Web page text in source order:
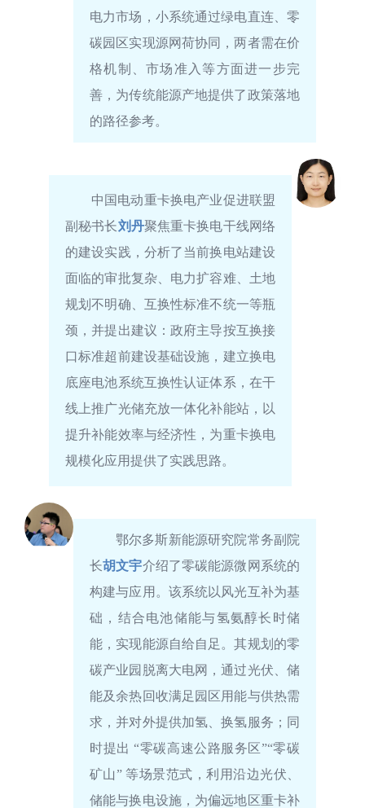
电力市场，小系统通过绿电直连、零
碳园区实现源网荷协同，两者需在价
格机制、市场准入等方面进一步完
善，为传统能源产地提供了政策落地
的路径参考。
中国电动重卡换电产业促进联盟
副秘书长刘丹聚焦重卡换电干线网络
的建设实践，分析了当前换电站建设
面临的审批复杂、电力扩容难、土地
规划不明确、互换性标准不统一等瓶
颈，并提出建议：政府主导按互换接
口标准超前建设基础设施，建立换电
底座电池系统互换性认证体系，在干
线上推广光储充放一体化补能站，以
提升补能效率与经济性，为重卡换电
规模化应用提供了实践思路。
鄂尔多斯新能源研究院常务副院
长胡文宇介绍了零碳能源微网系统的
构建与应用。该系统以风光互补为基
础，结合电池储能与氢氨醇长时储
能，实现能源自给自足。其规划的零
碳产业园脱离大电网，通过光伏、储
能及余热回收满足园区用能与供热需
求，并对外提供加氢、换氢服务；同
时提出 “零碳高速公路服务区”“零碳
矿山” 等场景范式，利用沿边光伏、
储能与换电设施，为偏远地区重卡补